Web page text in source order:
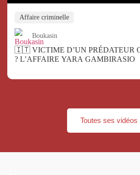
Affaire criminelle
Boukasin
🇮🇹 VICTIME D’UN PRÉDATEUR
? L’AFFAIRE YARA GAMBIRASIO
Toutes ses vidéos